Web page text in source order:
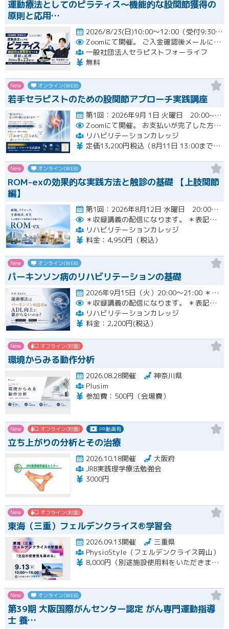
運動療法としてのピラティス〜機能的な股関節獲得の
原則と応用…
2026/8/23(日)10:00～12:00（受付9:30～）開催
Zoomにて開催。
ご入金確認後メールにてURLをお知らせいたします。
一般社団法人セラピストフォーライフ
無料
New オンライン(WEB)
若手セラピストのための股関節アプローチ実践講座
第1回：2026年9月 1日 火曜日 20:00~21:00 第2回：2026年9月15日 火曜日 20:00~2…開催
Zoomにて開催。
お支払いが完了した方のみzoomのリンクと資料が確認できるシステムとなっております。お支払いが確認できない場合は【自動キャンセル】となります。
リハビリテーションカレッジ
定価13,200円税込（8月11日 13:00までのお申し込みにて3,300円オフでご受講いただけます）
New オンライン(WEB)
ROM-exの効果的な実践方法と触診の基礎 【上肢関節
編】
第1回：2026年8月12日 水曜日 20:00~21:00 第2回：2026年8月19日 水曜日 20:00~21…開催
＊収録講義の配信になります。
＊表記された日時に限定して配信します。
リハビリテーションカレッジ
料金：4,950円（税込）
New オンライン(WEB)
パーキンソン病のリハビリテーションの基礎
2026年9月15日（火）20:00〜21:00 ＊収録講義の配信になります。 ＊表記された日時に限定して…開催
＊収録講義の配信になります。
＊表記された日時に限定して配信します。
リハビリテーションカレッジ
料金：2,200円(税込）
New オフライン(対面)
環境からみる動作分析
2026.08.28開催
神奈川県
Plusim
参加費：500円（会場費）
New オフライン(対面) PR動画有
立ち上がりの分析とその治療
2026.10.18開催
大阪府
JRB実践理学療法勉強会
3000円
New オフライン(対面)
東海（三重）フェルデンクライス®学習会
2026.09.13開催
三重県
PhysioStyle（フェルデンクライス岡山）
8,000円（別途施設使用料をいただきます）
New オンライン(WEB)
第39期 大阪国際がんセンター認定 がん専門運動指導
士 養…